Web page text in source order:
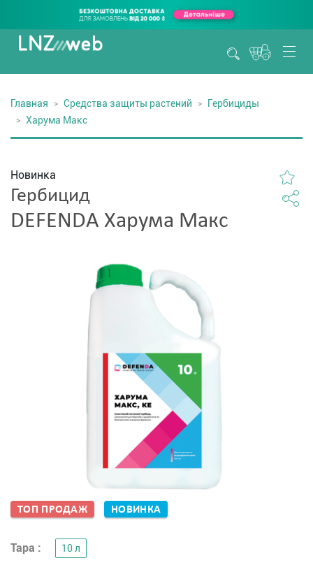
Главная Средства защиты растений
Гербициды
Харума Макс
Новинка
Гербицид
DEFENDA Харума Макс
ТОП ПРОДАЖ НОВИНКА
Тара : 10 л